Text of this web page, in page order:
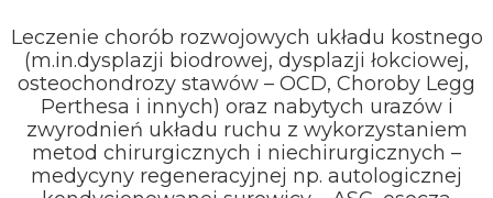
Leczenie chorób rozwojowych układu kostnego
(m.in.dysplazji biodrowej, dysplazji łokciowej,
osteochondrozy stawów – OCD, Choroby Legg
Perthesa i innych) oraz nabytych urazów i
zwyrodnień układu ruchu z wykorzystaniem
metod chirurgicznych i niechirurgicznych –
medycyny regeneracyjnej np. autologicznej